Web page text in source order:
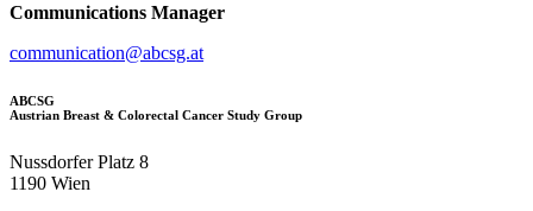
Communications Manager
communication@abcsg.at
ABCSG
Austrian Breast & Colorectal Cancer Study Group
Nussdorfer Platz 8
1190 Wien